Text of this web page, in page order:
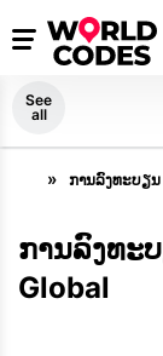
See
all
ການລົງທະບຽນ
ການລົງທະ
Global